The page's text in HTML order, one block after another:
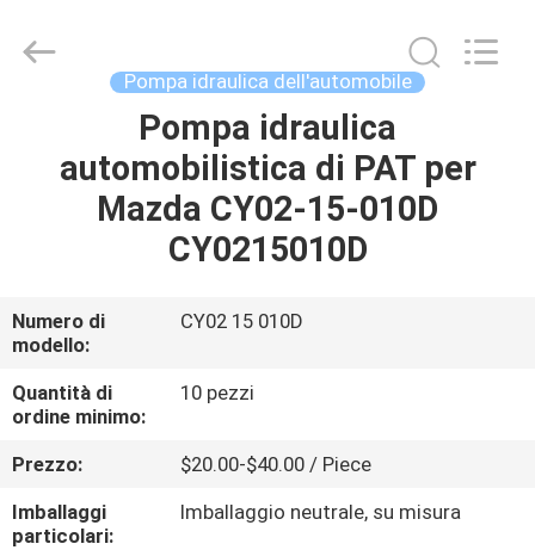
BENVENUTO
PRODOTTI
DI
NOI
VISITA
DELLA
FABBRICA
carburante
supplier.
Pompa idraulica dell'automobile
Pompa idraulica
automobilistica di PAT per
Mazda CY02-15-010D
CY0215010D
Numero di
modello:
CY02 15 010D
Quantità di
ordine minimo:
10 pezzi
Prezzo:
$20.00-$40.00 / Piece
Imballaggi
particolari:
Imballaggio neutrale, su misura